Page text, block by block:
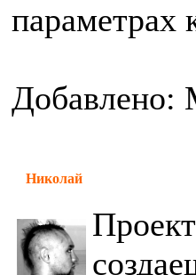
параметрах
Добавлено:
Николай